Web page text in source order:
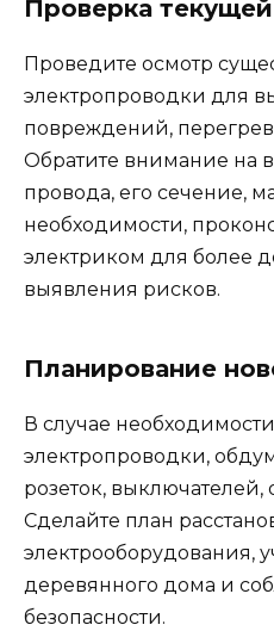
Проверка
Проведите осмотр
электропроводки для
повреждений,
Обратите внимание на
провода, его сечение,
необходимости,
электриком для более
выявления рисков.
Планирование
В случае
электропроводки,
розеток, выключателей,
Сделайте план
электрооборудования,
деревянного дома и
безопасности.